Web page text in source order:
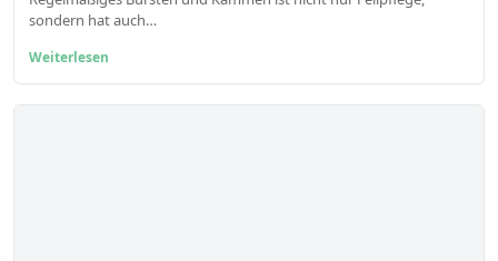
sondern hat auch…
Weiterlesen